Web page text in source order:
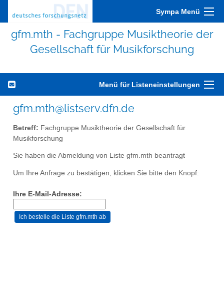
Sympa Menü
gfm.mth - Fachgruppe Musiktheorie der
Gesellschaft für Musikforschung
Menü für Listeneinstellungen
gfm.mth@listserv.dfn.de
Betreff: Fachgruppe Musiktheorie der Gesellschaft für
Musikforschung
Sie haben die Abmeldung von Liste gfm.mth beantragt
Um Ihre Anfrage zu bestätigen, klicken Sie bitte den Knopf:
Ihre E-Mail-Adresse: